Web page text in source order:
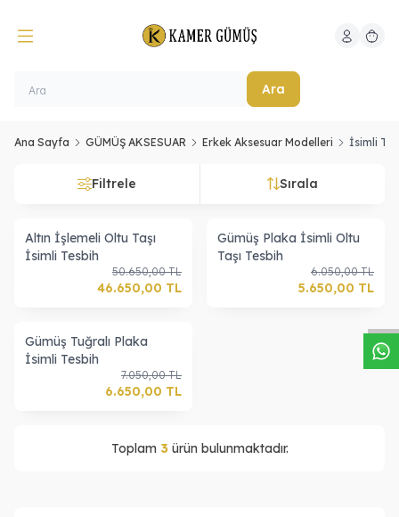
WhasappDesteHatt
Ara
Hesabım
Ana Sayfa GÜMÜŞ AKSESUAR Erkek Aksesuar Modelleri İsimli
Filtrele Sırala
Altın İşlemeli Oltu Taşı
İsimli Tesbih
50.650,00TL
46.650,00 TL
Gümüş Plaka İsimli Oltu
Taşı Tesbih
6.050,00TL
5.650,00 TL
Gümüş Tuğralı Plaka
İsimli Tesbih
7.050,00TL
6.650,00 TL
Toplam 3ürün bulunmaktadır.